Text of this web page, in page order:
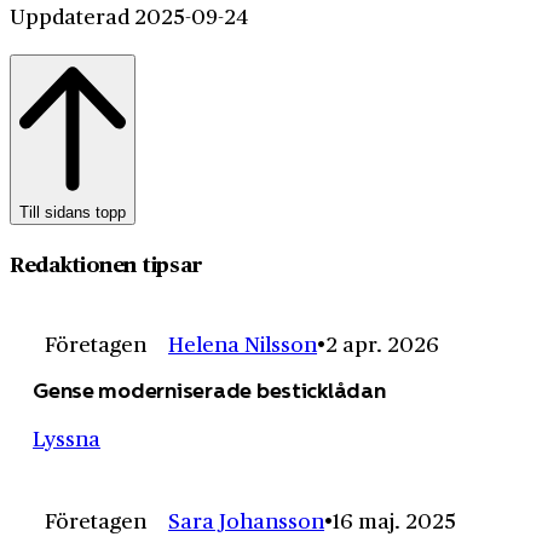
Uppdaterad 2025-09-24
Till sidans topp
Redaktionen tipsar
Företagen Helena Nilsson 2 apr. 2026
Gense moderniserade besticklådan
Lyssna
Företagen Sara Johansson 16 maj. 2025